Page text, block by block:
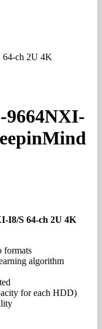
ch 2U 4K
I8/S 64-ch 2U 4K
formats
algorithm
for each HDD)